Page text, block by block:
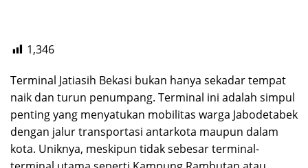
1,346
Terminal Jatiasih Bekasi bukan hanya sekadar tempat
naik dan turun penumpang. Terminal ini adalah simpul
penting yang menyatukan mobilitas warga Jabodetabek
dengan jalur transportasi antarkota maupun dalam
kota. Uniknya, meskipun tidak sebesar terminal-